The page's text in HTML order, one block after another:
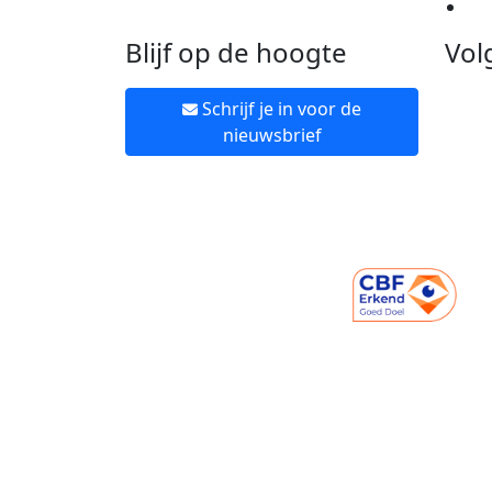
Blijf op de hoogte
Schrijf je in voor de
nieuwsbrief